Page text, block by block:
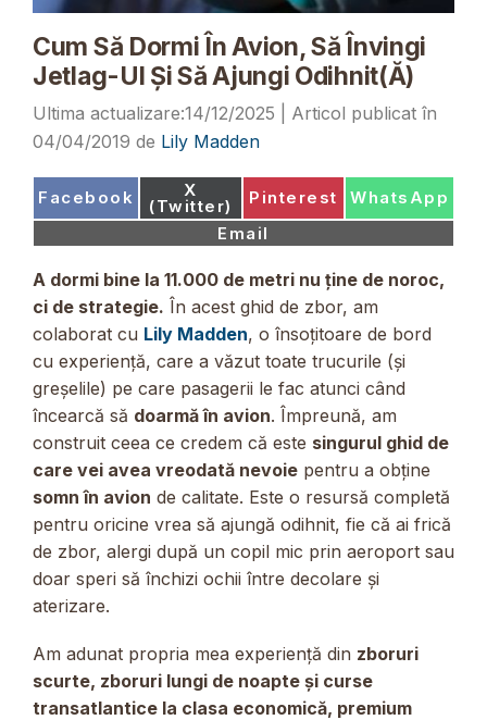
Cum Să Dormi În Avion, Să Învingi
Jetlag-Ul Și Să Ajungi Odihnit(ă)
14/12/2025
04/04/2019 de Lily Madden
Share
Facebook Share
on
X
(Twitter) Share
Pinterest Share
WhatsApp
Share
on
Email
A dormi bine la 11.000 de metri nu ține de noroc,
ci de strategie. În acest ghid de zbor, am
colaborat cu Lily Madden, o însoțitoare de bord
cu experiență, care a văzut toate trucurile (și
greșelile) pe care pasagerii le fac atunci când
încearcă să doarmă în avion. Împreună, am
construit ceea ce credem că este singurul ghid de
care vei avea vreodată nevoie pentru a obține
somn în avion de calitate. Este o resursă completă
pentru oricine vrea să ajungă odihnit, fie că ai frică
de zbor, alergi după un copil mic prin aeroport sau
doar speri să închizi ochii între decolare și
aterizare.
Am adunat propria mea experiență din zboruri
scurte, zboruri lungi de noapte și curse
transatlantice la clasa economică, premium